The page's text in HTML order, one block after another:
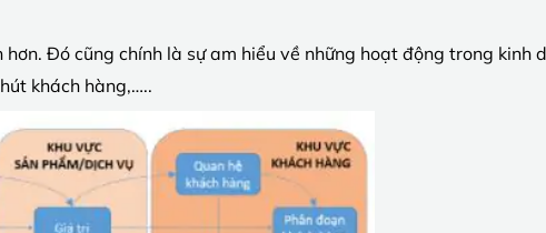
Đó cũng chính là sự am hiểu về những hoạt động trong kinh
khách hàng,…..